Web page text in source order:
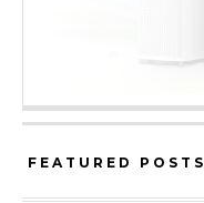
FEATURED POSTS